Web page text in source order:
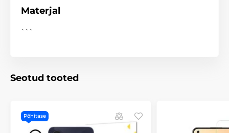
Materjal
```
Seotud tooted
Põhitase